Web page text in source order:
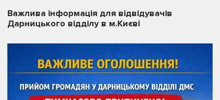
Важлива інформація для відвідувачів
Дарницького відділу в м.Києві